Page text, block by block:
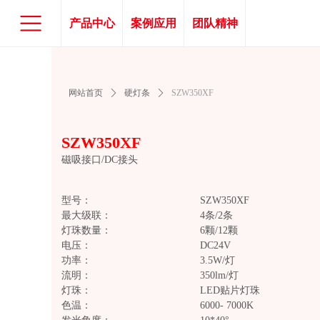
产品中心 案例应用 团队精神
SZW350XF
磁吸接口/DC接头
型号： SZW350XF
最大级联： 4条/2条
灯珠数量： 6颗
电压： DC24V
功率： 3.5W/灯
流明： 350lm/灯
灯珠： LED贴片灯珠
色温： 6000- 7000K
网站首页 ꄲ 硬灯条 ꄲ SZW350XF